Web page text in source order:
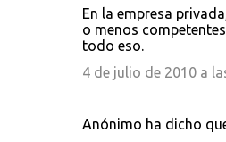
En la empresa
o menos
todo eso.
4 de julio de 2010 a
Anónimo ha dicho